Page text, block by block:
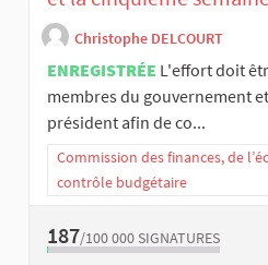
Christophe DELCOURT
ENREGISTRÉE L'effort doit
membres du gouvernement
président afin de co...
Commission des finances, de
contrôle budgétaire
187/100 000 SIGNATURES